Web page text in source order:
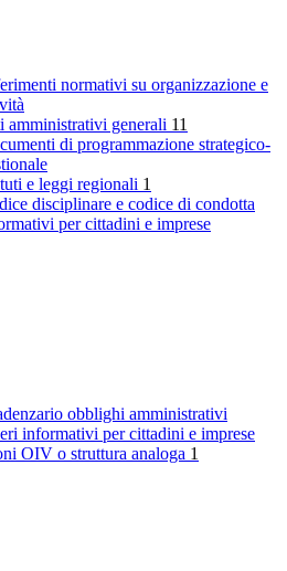
normativi su organizzazione e
amministrativi generali 11
di programmazione strategico-
e leggi regionali 1
disciplinare e codice di condotta
per cittadini e imprese
obblighi amministrativi
informativi per cittadini e imprese
OIV o struttura analoga 1